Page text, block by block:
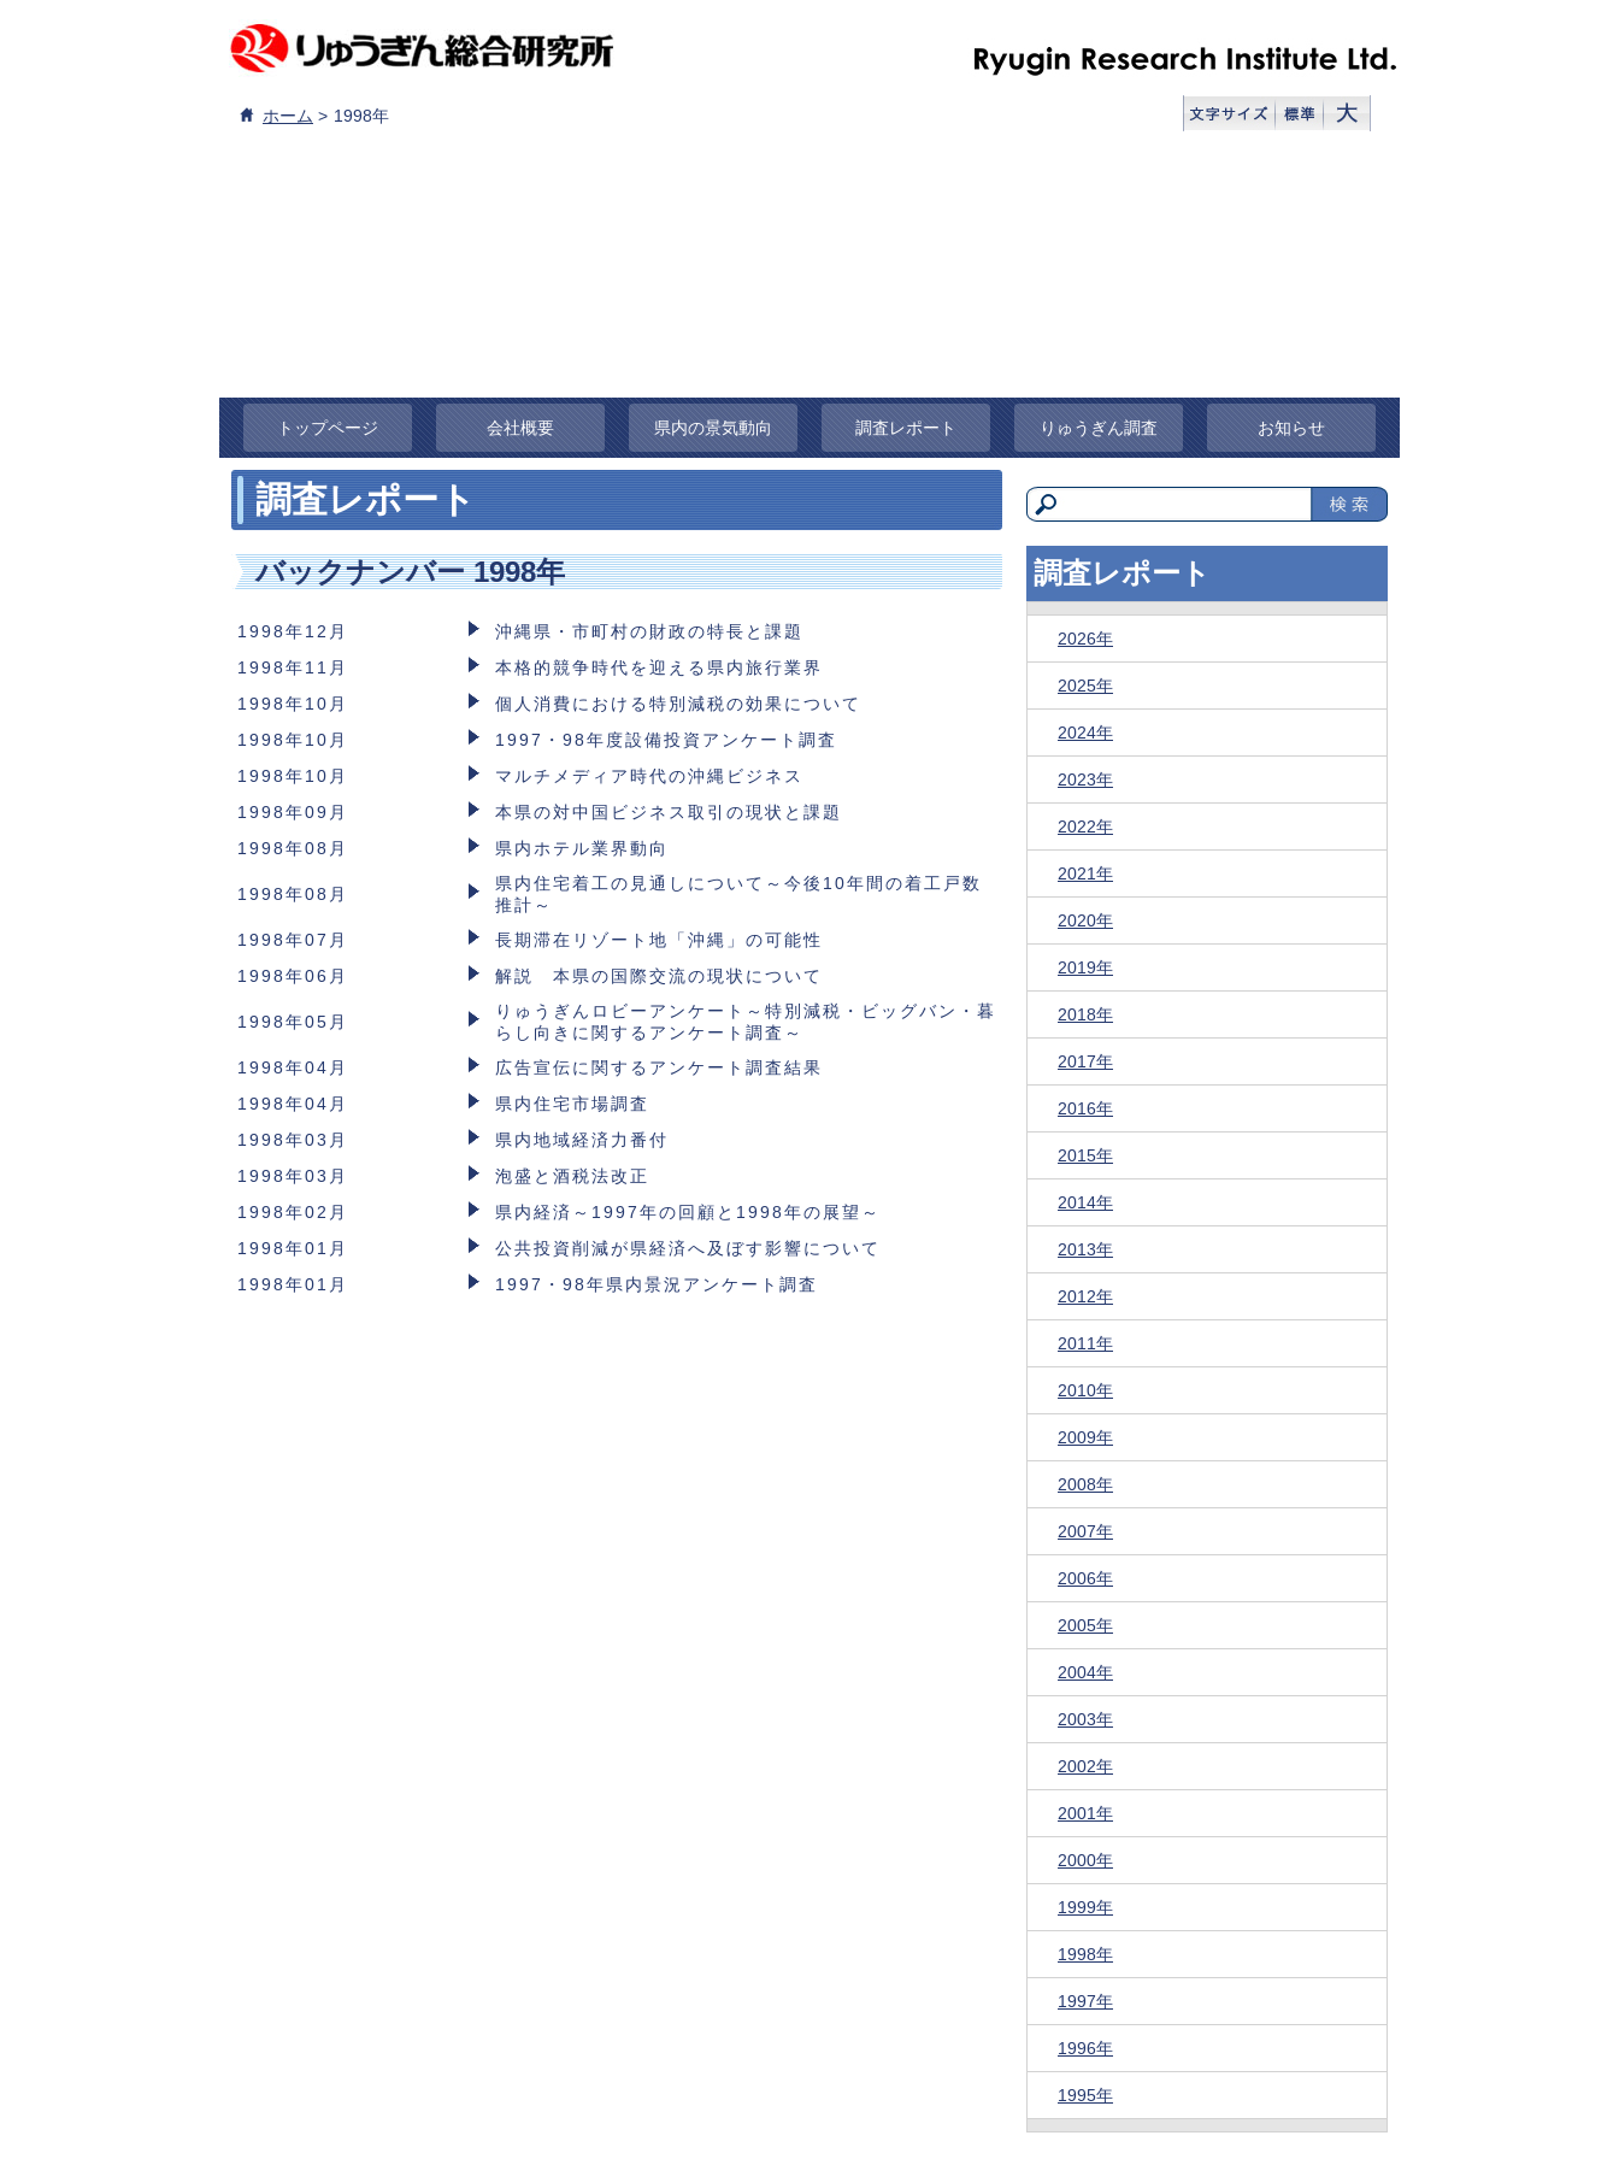
ホーム 1998年
トップページ 会社概要 県内の景気動向 調査レポート りゅうぎん調査 お知らせ
調査レポート
バックナンバー 1998年
1998年12月
沖縄県・市町村の財政の特長と課題
1998年11月
本格的競争時代を迎える県内旅行業界
1998年10月
個人消費における特別減税の効果について
1998年10月
1997・98年度設備投資アンケート調査
1998年10月
マルチメディア時代の沖縄ビジネス
1998年09月
本県の対中国ビジネス取引の現状と課題
1998年08月
県内ホテル業界動向
1998年08月
県内住宅着工の見通しについて～今後10年間の着工戸数
推計～
1998年07月
長期滞在リゾート地「沖縄」の可能性
1998年06月
解説 本県の国際交流の現状について
1998年05月
りゅうぎんロビーアンケート～特別減税・ビッグバン・暮
らし向きに関するアンケート調査～
1998年04月
広告宣伝に関するアンケート調査結果
1998年04月
県内住宅市場調査
1998年03月
県内地域経済力番付
1998年03月
泡盛と酒税法改正
1998年02月
県内経済～1997年の回顧と1998年の展望～
1998年01月
公共投資削減が県経済へ及ぼす影響について
1998年01月
1997・98年県内景況アンケート調査
調査レポート
2026年
2025年
2024年
2023年
2022年
2021年
2020年
2019年
2018年
2017年
2016年
2015年
2014年
2013年
2012年
2011年
2010年
2009年
2008年
2007年
2006年
2005年
2004年
2003年
2002年
2001年
2000年
1999年
1998年
1997年
1996年
1995年